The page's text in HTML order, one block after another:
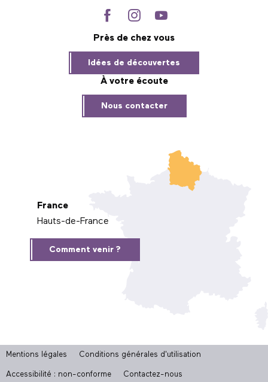
Près de chez vous
Idées de découvertes
À votre écoute
Nous contacter
France
Hauts-de-France
Comment venir ?
Mentions légales Conditions générales d'utilisation
Accessibilité : non-conforme Contactez-nous